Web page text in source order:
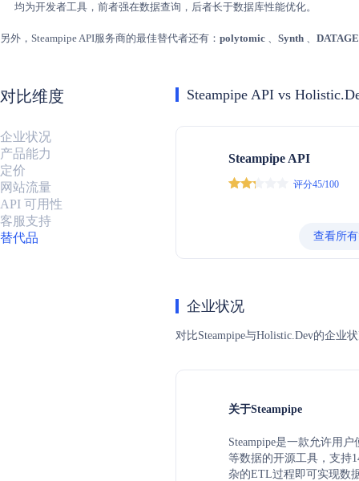
均为开发者工具，前者强在数据查询，后者长于数据库性能优化。
另外，Steampipe API服务商的最佳替代者还有： polytomic 、 Synth 、
对比维度
企业状况
产品能力
定价
网站流量
API 可用性
客服支持
替代品
Steampipe API vs
Steampipe API
评分45/100
查看所
企业状况
对比Steampipe与Holistic.Dev的企
关于Steampipe
Steampipe是一款允许用
等数据的开源工具，支持
杂的ETL过程即可实现数